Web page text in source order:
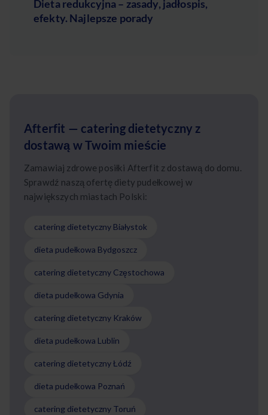
Dieta redukcyjna – zasady, jadłospis,
efekty. Najlepsze porady
Afterfit — catering dietetyczny z
dostawą w Twoim mieście
Zamawiaj zdrowe posiłki Afterfit z dostawą do domu.
Sprawdź naszą ofertę diety pudełkowej w
największych miastach Polski:
catering dietetyczny Białystok
dieta pudełkowa Bydgoszcz
catering dietetyczny Częstochowa
dieta pudełkowa Gdynia
catering dietetyczny Kraków
dieta pudełkowa Lublin
catering dietetyczny Łódź
dieta pudełkowa Poznań
catering dietetyczny Toruń